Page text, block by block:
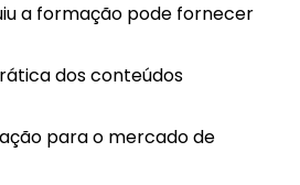
a formação pode fornecer
dos conteúdos
para o mercado de